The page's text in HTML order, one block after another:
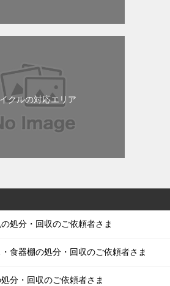
クルの対応エリア
処分・回収のご依頼者さま
食器棚の処分・回収のご依頼者さま
分・回収のご依頼者さま